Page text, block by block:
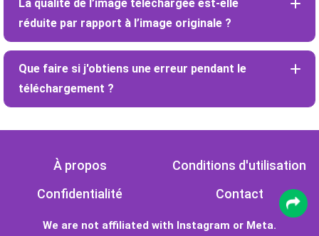
La qualité de l’image téléchargée est-elle
réduite par rapport à l’image originale ?
Que faire si j'obtiens une erreur pendant le
téléchargement ?
À propos
Conditions d'utilisation
Confidentialité
Contact
We are not affiliated with Instagram or Meta.